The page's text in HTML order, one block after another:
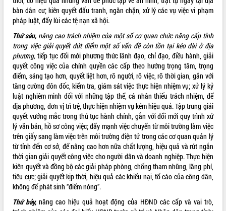
năm 2026
Hội thảo khoa học “Giải pháp thúc đẩy
phát triển nền kinh tế xanh tại tỉnh
Đắk Lắk”
Tăng cường giám sát, đôn đốc thực
hiện nhiệm vụ quản lý tài sản công
hàng tuần
Tháo gỡ những vướng mắc, đẩy mạnh
công tác cải cách thủ tục hành chính
tại Trung tâm Phục vụ hành chính
công tỉnh
Đắk Lắk: Tôn vinh 46 giải pháp tại Hội
thi Sáng tạo Kỹ thuật 2024 - 2025
Đắk Lắk rà soát, điều chỉnh Đề án 190
về phát triển nuôi trồng thủy sản
Phó Chủ tịch UBND tỉnh Đắk Lắk
Trương Công Thái kiểm tra thực địa
Dự án cao tốc Khánh Hòa - Buôn Ma
Thuột
bàn dân cư; kiên quyết đấu tranh, ngăn chặn, xử lý các vụ việc vi phạm
pháp luật, đẩy lùi các tệ nạn xã hội.
Thứ sáu,nâng cao trách nhiệm của một số cơ quan chức năng cấp tỉnh
trong việc giải quyết dứt điểm một số vấn đề còn tồn tại kéo dài ở địa
phương, tiếp tục đổi mới phương thức lãnh đạo, chỉ đạo, điều hành, giải
quyết công việc của chính quyền các cấp theo hướng trọng tâm, trọng
điểm, sáng tạo hơn, quyết liệt hơn, rõ người, rõ việc, rõ thời gian, gắn với
tăng cường đôn đốc, kiểm tra, giám sát việc thực hiện nhiệm vụ; xử lý kỷ
luật nghiêm minh đối với những tập thể, cá nhân thiếu trách nhiệm, để
địa phương, đơn vị trì trệ, thực hiện nhiệm vụ kém hiệu quả. Tập trung giải
quyết vướng mắc trong thủ tục hành chính, gắn với đổi mới quy trình xử
lý văn bản, hồ sơ công việc; đẩy mạnh việc chuyển từ môi trường làm việc
trên giấy sang làm việc trên môi trường điện tử trong các cơ quan quản lý
từ tỉnh đến cơ sở, để nâng cao hơn nữa chất lượng, hiệu quả và rút ngắn
thời gian giải quyết công việc cho người dân và doanh nghiệp. Thực hiện
kiên quyết và đồng bộ các giải pháp phòng, chống tham nhũng, lãng phí,
tiêu cực; giải quyết kịp thời, hiệu quả các khiếu nại, tố cáo của công dân,
không để phát sinh “điểm nóng”.
Thứ bảy,nâng cao hiệu quả hoạt động của HĐND các cấp và vai trò,